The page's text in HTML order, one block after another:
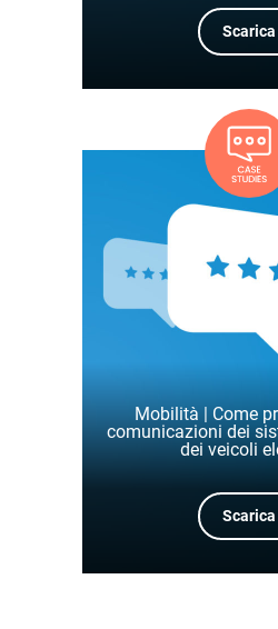
Scarica
Mobilità | Come
comunicazioni dei
dei veicoli
Scarica